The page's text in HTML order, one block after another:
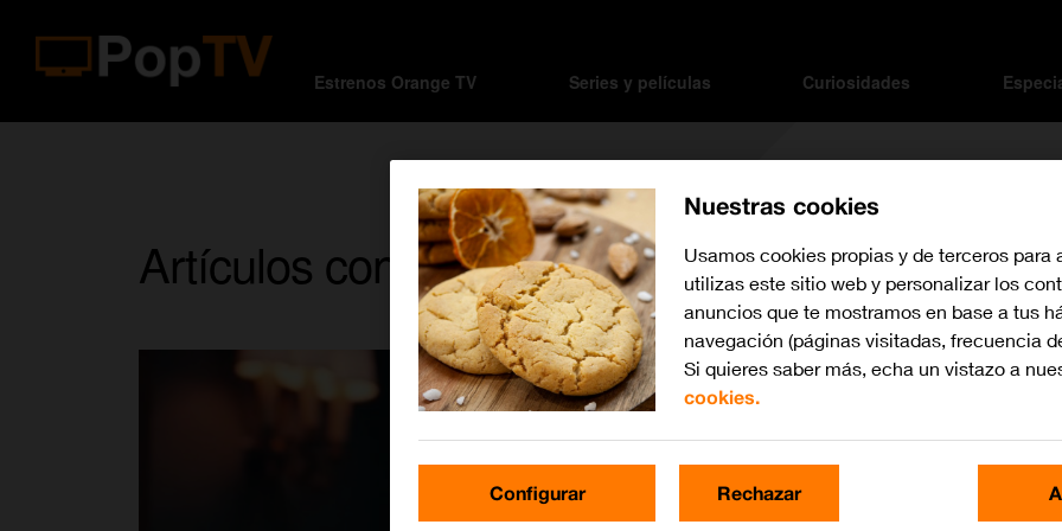
Estrenos Orange TV Series y películas Curiosidades
Artículos con la etiquetaDaniel Day-Lewis
Nuestras cookies
Usamos cookies propias y de terceros para
utilizas este sitio web y personalizar los
anuncios que te mostramos en base a tus
navegación (páginas visitadas, frecuencia
Si quieres saber más, echa un vistazo a
cookies.
Configurar Rechazar